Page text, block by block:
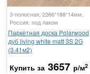
3-полосная, 2266*188*14мм,
Россия, под лаком
Паркетная доска Polarwood
дуб living white matt 3S 2G
(3.41м2)
Купить за 3657 р/м2